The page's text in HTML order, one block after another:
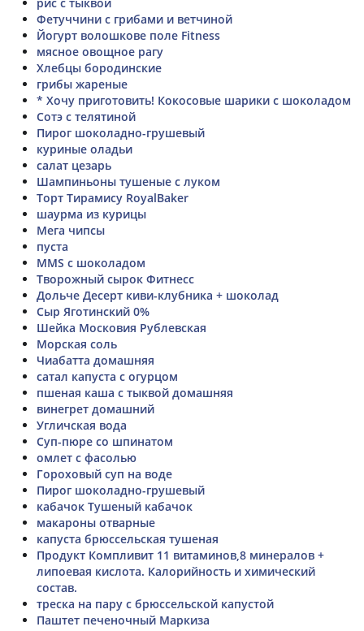
Фетуччини с грибами и ветчиной
Йогурт волошкове поле Fitness
мясное овощное рагу
Хлебцы бородинские
грибы жареные
* Хочу приготовить! Кокосовые шарики с шоколадом
Сотэ с телятиной
Пирог шоколадно-грушевый
куриные оладьи
салат цезарь
Шампиньоны тушеные с луком
Торт Тирамису RoyalBaker
шаурма из курицы
Мега чипсы
пуста
MMS с шоколадом
Творожный сырок Фитнесс
Дольче Десерт киви-клубника + шоколад
Сыр Яготинский 0%
Шейка Московия Рублевская
Морская соль
Чиабатта домашняя
сатал капуста с огурцом
пшеная каша с тыквой домашняя
винегрет домашний
Угличская вода
Суп-пюре со шпинатом
омлет с фасолью
Гороховый суп на воде
Пирог шоколадно-грушевый
кабачок Тушеный кабачок
макароны отварные
капуста брюссельская тушеная
Продукт Компливит 11 витаминов,8 минералов +
липоевая кислота. Калорийность и химический
состав.
треска на пару с брюссельской капустой
Паштет печеночный Маркиза